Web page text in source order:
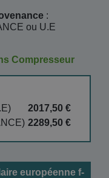
:
ou U.E
Compresseur
2017,50 €
2289,50 €
européenne f-